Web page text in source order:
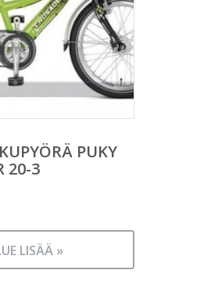
PUKY
20-3
LISÄÄ »